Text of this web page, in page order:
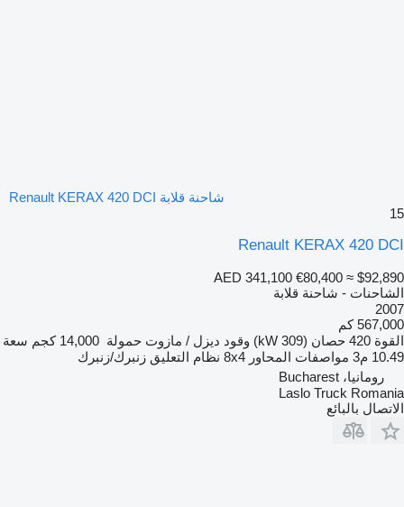
شاحنة قلابة Renault KERAX 420 DCI
15
Renault KERAX 420 DCI
AED 341,100 €80,400 ≈ $92,890
الشاحنات - شاحنة قلابة
2007
567,000 كم
القوة 420 حصان (309 kW) وقود ديزل / مازوت حمولة 14,000 كجم
سعة
10.49 م3
مواصفات المحاور 8x4 نظام التعليق زنبرك/زنبرك
رومانيا، Bucharest
Laslo Truck Romania
الاتصال بالبائع